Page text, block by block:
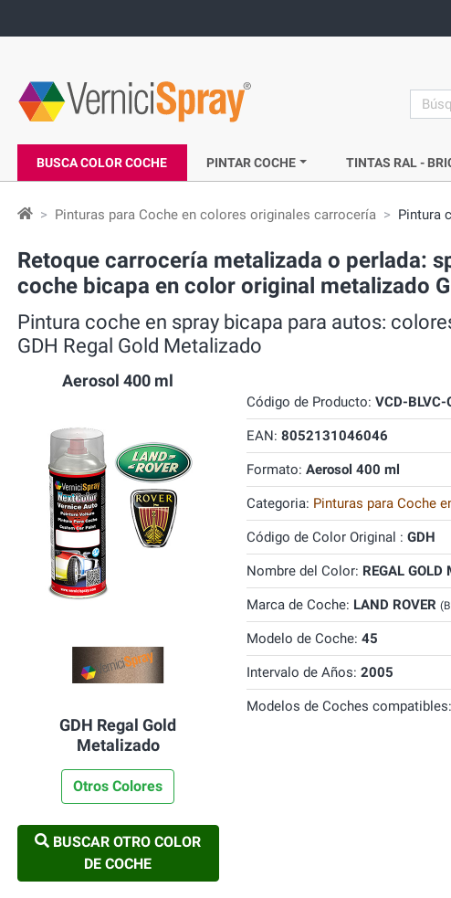
BUSCA COLOR COCHE PINTAR COCHE TINTAS RAL -
Pinturas para Coche en colores originales carrocería Pintura
Retoque carrocería metalizada o perlada:
coche bicapa en color original metalizado
Pintura coche en spray bicapa para autos:
GDH Regal Gold Metalizado
Aerosol 400 ml
GDH Regal Gold
Metalizado
Otros Colores
BUSCAR OTRO COLOR
DE COCHE
Código de Producto: VCD-BLVC-
EAN: 8052131046046
Formato: Aerosol 400 ml
Categoria: Pinturas para Coche
Código de Color Original : GDH
Nombre del Color: REGAL GOLD
Marca de Coche: LAND ROVER
Modelo de Coche: 45
Intervalo de Años: 2005
Modelos de Coches compatibles: